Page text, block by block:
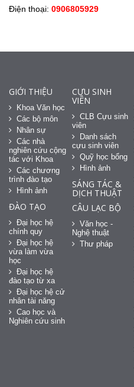
Điện thoại: 0906805929
GIỚI THIỆU
Khoa Văn học
Các bộ môn
Nhân sự
Các nhà
nghiên cứu cộng
tác với Khoa
Các chương
trình đào tạo
Hình ảnh
ĐÀO TẠO
Đại học hệ
chính quy
Đại học hệ
vừa làm vừa
học
Đại học hệ
đào tạo từ xa
Đại học hệ cử
nhân tài năng
Cao học và
Nghiên cứu sinh
CỰU SINH
VIÊN
CLB Cựu sinh
viên
Danh sách
cựu sinh viên
Quỹ học bổng
Hình ảnh
SÁNG TÁC &
DỊCH THUẬT
CÂU LẠC BỘ
Văn học -
Nghệ thuật
Thư pháp